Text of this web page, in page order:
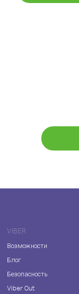
VIBER
Возможности
Блог
Безопасность
Viber Out